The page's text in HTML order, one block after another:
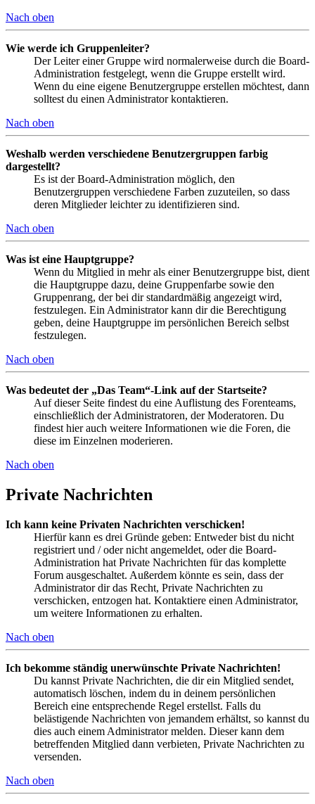
Nach oben
Wie werde ich Gruppenleiter?
Der Leiter einer Gruppe wird normalerweise durch die Board-
Administration festgelegt, wenn die Gruppe erstellt wird.
Wenn du eine eigene Benutzergruppe erstellen möchtest, dann
solltest du einen Administrator kontaktieren.
Nach oben
Weshalb werden verschiedene Benutzergruppen farbig
dargestellt?
Es ist der Board-Administration möglich, den
Benutzergruppen verschiedene Farben zuzuteilen, so dass
deren Mitglieder leichter zu identifizieren sind.
Nach oben
Was ist eine Hauptgruppe?
Wenn du Mitglied in mehr als einer Benutzergruppe bist, dient
die Hauptgruppe dazu, deine Gruppenfarbe sowie den
Gruppenrang, der bei dir standardmäßig angezeigt wird,
festzulegen. Ein Administrator kann dir die Berechtigung
geben, deine Hauptgruppe im persönlichen Bereich selbst
festzulegen.
Nach oben
Was bedeutet der „Das Team“-Link auf der Startseite?
Auf dieser Seite findest du eine Auflistung des Forenteams,
einschließlich der Administratoren, der Moderatoren. Du
findest hier auch weitere Informationen wie die Foren, die
diese im Einzelnen moderieren.
Nach oben
Private Nachrichten
Ich kann keine Privaten Nachrichten verschicken!
Hierfür kann es drei Gründe geben: Entweder bist du nicht
registriert und / oder nicht angemeldet, oder die Board-
Administration hat Private Nachrichten für das komplette
Forum ausgeschaltet. Außerdem könnte es sein, dass der
Administrator dir das Recht, Private Nachrichten zu
verschicken, entzogen hat. Kontaktiere einen Administrator,
um weitere Informationen zu erhalten.
Nach oben
Ich bekomme ständig unerwünschte Private Nachrichten!
Du kannst Private Nachrichten, die dir ein Mitglied sendet,
automatisch löschen, indem du in deinem persönlichen
Bereich eine entsprechende Regel erstellst. Falls du
belästigende Nachrichten von jemandem erhältst, so kannst du
dies auch einem Administrator melden. Dieser kann dem
betreffenden Mitglied dann verbieten, Private Nachrichten zu
versenden.
Nach oben